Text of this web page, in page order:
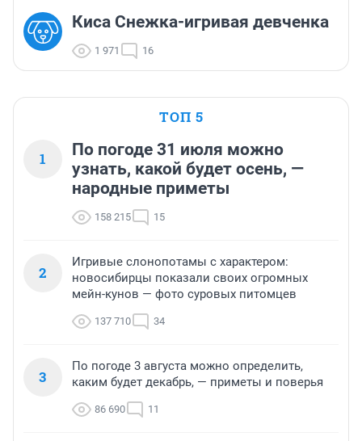
Киса Снежка-игривая девченка
1 971 16
ТОП 5
1
По погоде 31 июля можно
узнать, какой будет осень, —
народные приметы
158 215 15
2
Игривые слонопотамы с характером:
новосибирцы показали своих огромных
мейн-кунов — фото суровых питомцев
137 710 34
3
По погоде 3 августа можно определить,
каким будет декабрь, — приметы и поверья
86 690 11